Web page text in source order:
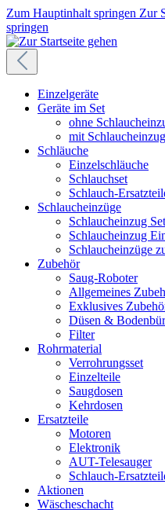
Zum Hauptinhalt springen Zur
springen
Einzelgeräte
Geräte im Set
ohne
mit Schlaucheinzug
Schläuche
Einzelschläuche
Schlauchset
Schlauch-
Schlaucheinzüge
Schlaucheinzug Set
Schlaucheinzug
Schlaucheinzüge
Zubehör
Saug-Roboter
Allgemeines
Exklusives
Düsen &
Filter
Rohrmaterial
Verrohrungsset
Einzelteile
Saugdosen
Kehrdosen
Ersatzteile
Motoren
Elektronik
AUT-Telesauger
Schlauch-
Aktionen
Wäscheschacht